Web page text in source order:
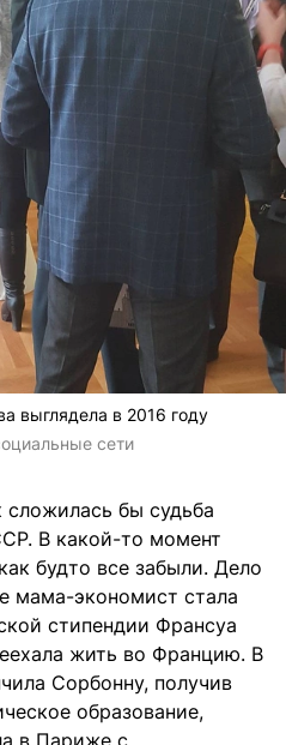
выглядела в 2016 году
сети
бы судьба
В какой-то момент
будто все забыли. Дело
мама-экономист стала
стипендии Франсуа
жить во Францию. В
Сорбонну, получив
образование,